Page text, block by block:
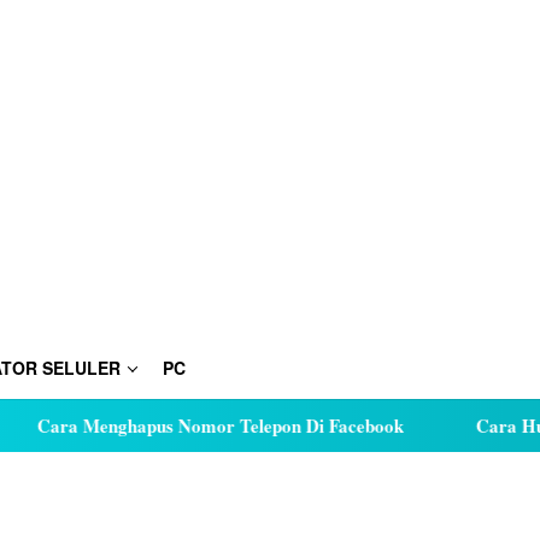
SELULER PC
Nomor Telepon Di Facebook Cara Hutang Kuota